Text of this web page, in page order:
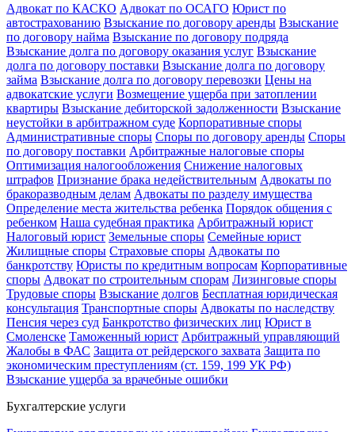
Адвокат по КАСКО Адвокат по ОСАГО Юрист по
автострахованию Взыскание по договору аренды Взыскание
по договору найма Взыскание по договору подряда
Взыскание долга по договору оказания услуг Взыскание
долга по договору поставки Взыскание долга по договору
займа Взыскание долга по договору перевозки Цены на
адвокатские услуги Возмещение ущерба при затоплении
квартиры Взыскание дебиторской задолженности Взыскание
неустойки в арбитражном суде Корпоративные споры
Административные споры Споры по договору аренды Споры
по договору поставки Арбитражные налоговые споры
Оптимизация налогообложения Снижение налоговых
штрафов Признание брака недействительным Адвокаты по
бракоразводным делам Адвокаты по разделу имущества
Определение места жительства ребенка Порядок общения с
ребенком Наша судебная практика Арбитражный юрист
Налоговый юрист Земельные споры Семейные юрист
Жилищные споры Страховые споры Адвокаты по
банкротству Юристы по кредитным вопросам Корпоративные
споры Адвокат по строительным спорам Лизинговые споры
Трудовые споры Взыскание долгов Бесплатная юридическая
консультация Транспортные споры Адвокаты по наследству
Пенсия через суд Банкротство физических лиц Юрист в
Смоленске Таможенный юрист Арбитражный управляющий
Жалобы в ФАС Защита от рейдерского захвата Защита по
экономическим преступлениям (ст. 159, 199 УК РФ)
Взыскание ущерба за врачебные ошибки
Бухгалтерские услуги